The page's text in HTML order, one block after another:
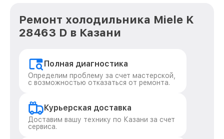
Ремонт холодильника Miele K
28463 D в Казани
Полная диагностика
Определим проблему за счет мастерской,
с возможностью отказаться от ремонта.
Курьерская доставка
Доставим вашу технику по Казани за счет
сервиса.